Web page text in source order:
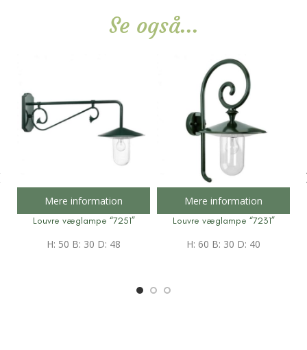
Se også...
Mere information
Louvre væglampe “7251”
H: 50 B: 30 D: 48
Mere information
Louvre væglampe “7231”
H: 60 B: 30 D: 40